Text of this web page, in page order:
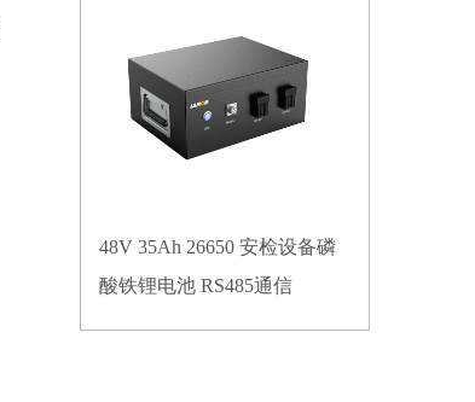
48V 35Ah 26650 安检设备磷
酸铁锂电池 RS485通信